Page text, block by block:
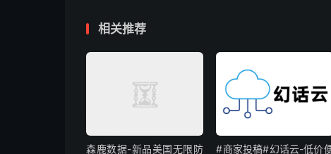
相关推荐
森鹿数据-新品美国无限防
#商家投稿#幻话云-低价